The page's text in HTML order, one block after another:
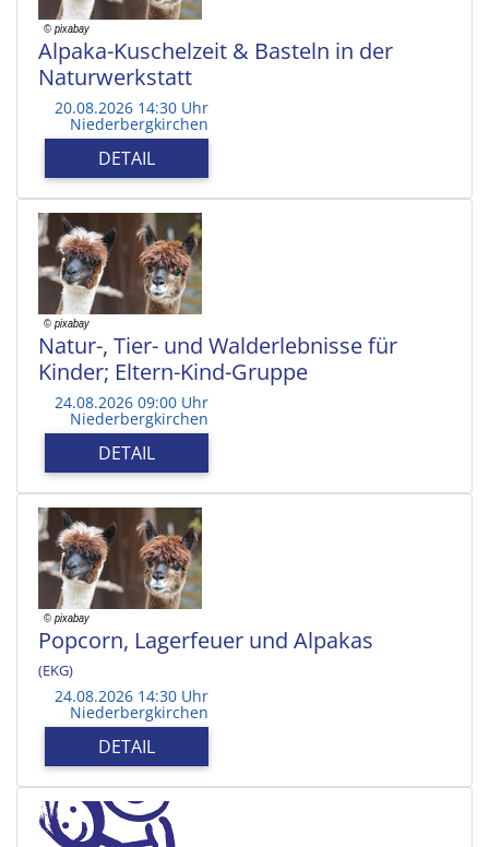
Alpaka-Kuschelzeit & Basteln in der
Naturwerkstatt
20.08.2026 14:30 Uhr
Niederbergkirchen
DETAIL
Natur-, Tier- und Walderlebnisse für
Kinder; Eltern-Kind-Gruppe
24.08.2026 09:00 Uhr
Niederbergkirchen
DETAIL
Popcorn, Lagerfeuer und Alpakas
(EKG)
24.08.2026 14:30 Uhr
Niederbergkirchen
DETAIL